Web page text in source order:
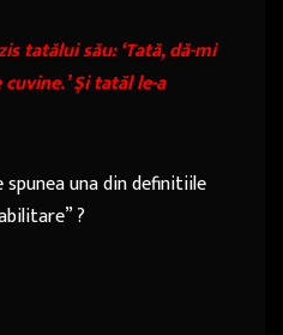
tatălui său: ‘Tată, dă-mi
Şi tatăl le-a
una din definitiile
?